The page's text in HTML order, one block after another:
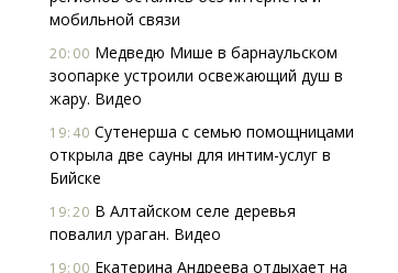
мобильной связи
20:00 Медведю Мише в барнаульском
зоопарке устроили освежающий душ в
жару. Видео
19:40 Сутенерша с семью помощницами
открыла две сауны для интим-услуг в
Бийске
19:20 В Алтайском селе деревья
повалил ураган. Видео
19:00 Екатерина Андреева отдыхает на